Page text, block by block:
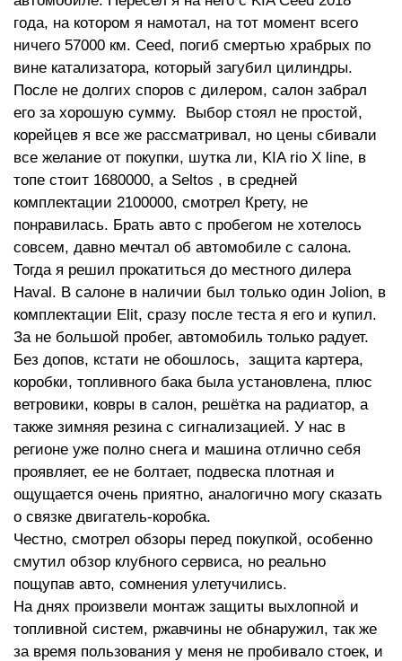
года, на котором я намотал, на тот момент всего
ничего 57000 км. Ceed, погиб смертью храбрых по
вине катализатора, который загубил цилиндры.
После не долгих споров с дилером, салон забрал
его за хорошую сумму. Выбор стоял не простой,
корейцев я все же рассматривал, но цены сбивали
все желание от покупки, шутка ли, KIA rio X line, в
топе стоит 1680000, а Seltos , в средней
комплектации 2100000, смотрел Крету, не
понравилась. Брать авто с пробегом не хотелось
совсем, давно мечтал об автомобиле с салона.
Тогда я решил прокатиться до местного дилера
Haval. В салоне в наличии был только один Jolion, в
комплектации Elit, сразу после теста я его и купил.
За не большой пробег, автомобиль только радует.
Без допов, кстати не обошлось, защита картера,
коробки, топливного бака была установлена, плюс
ветровики, ковры в салон, решётка на радиатор, а
также зимняя резина с сигнализацией. У нас в
регионе уже полно снега и машина отлично себя
проявляет, ее не болтает, подвеска плотная и
ощущается очень приятно, аналогично могу сказать
о связке двигатель-коробка.
Честно, смотрел обзоры перед покупкой, особенно
смутил обзор клубного сервиса, но реально
пощупав авто, сомнения улетучились.
На днях произвели монтаж защиты выхлопной и
топливной систем, ржавчины не обнаружил, так же
за время пользования у меня не пробивало стоек, и